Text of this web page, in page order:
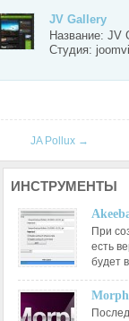
JV Gallery
Название: JV
Студия:
JA Pollux →
ИНСТРУМЕНТЫ
При
есть
будет